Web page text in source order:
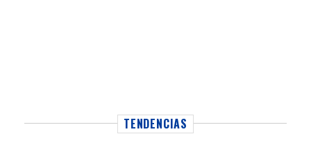
TENDENCIAS